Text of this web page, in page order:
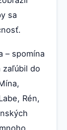
sa
– spomína
zaľúbil do
Rén,